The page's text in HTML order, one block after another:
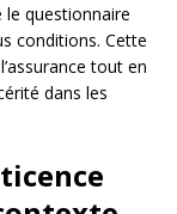
le questionnaire
conditions. Cette
tout en
dans les